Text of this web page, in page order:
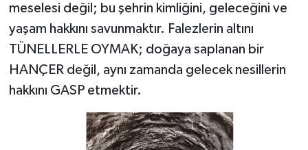
meselesi değil; bu şehrin kimliğini, geleceğini ve
yaşam hakkını savunmaktır. Falezlerin altını
TÜNELLERLE OYMAK; doğaya saplanan bir
HANÇER değil, aynı zamanda gelecek nesillerin
hakkını GASP etmektir.